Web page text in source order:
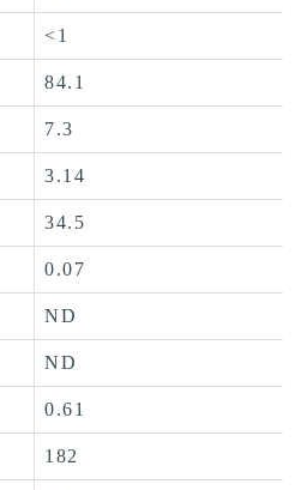
<1
84.1
7.3
3.14
34.5
0.07
ND
ND
0.61
182